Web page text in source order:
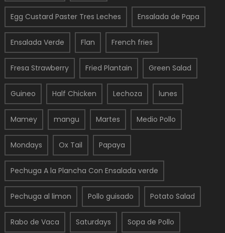
Egg Custard Paster Tres Leches Ensalada de Papa
Ensalada Verde Flan French fries
Fresa Strawberry Fried Plantain Green Salad
Guineo Half Chicken Lechoza lunes
Mamey mangu Martes Medio Pollo
Mondays Ox Tail Papaya
Pechuga A la Plancha Con Ensalada verde
Pechuga al limon Pollo guisado Potato Salad
Rabo de Vaca Saturdays Sopa de Pollo